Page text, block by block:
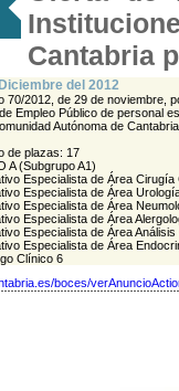
Cantabria
del 2012
70/2012, de 29 de noviembre,
Empleo Público de personal
Autónoma de
de plazas: 17
A (Subgrupo A1)
Especialista de Área Cirugía
Especialista de Área
Especialista de Área
Especialista de Área
Especialista de Área Análisis
Especialista de Área
Clínico 6
boces/